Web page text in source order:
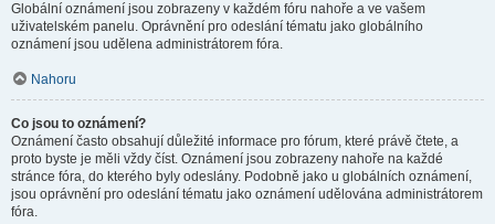
Globální oznámení jsou zobrazeny v každém fóru nahoře a ve vašem
uživatelském panelu. Oprávnění pro odeslání tématu jako globálního
oznámení jsou udělena administrátorem fóra.
Nahoru
Co jsou to oznámení?
Oznámení často obsahují důležité informace pro fórum, které právě čtete, a
proto byste je měli vždy číst. Oznámení jsou zobrazeny nahoře na každé
stránce fóra, do kterého byly odeslány. Podobně jako u globálních oznámení,
jsou oprávnění pro odeslání tématu jako oznámení udělována administrátorem
fóra.